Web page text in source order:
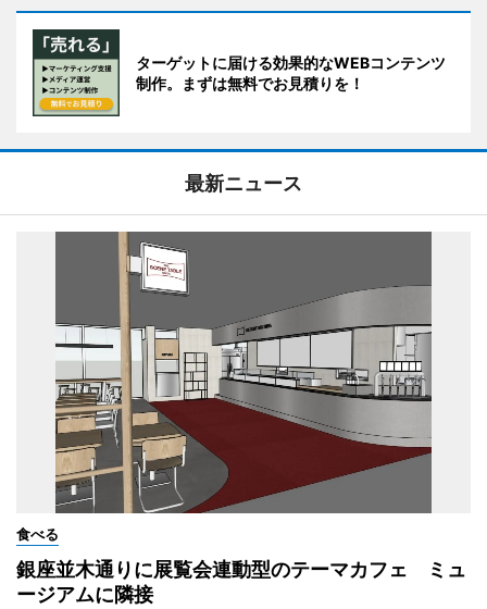
ターゲットに届ける効果的なWEBコンテンツ
制作。まずは無料でお見積りを！
最新ニュース
食べる
銀座並木通りに展覧会連動型のテーマカフェ ミュ
ージアムに隣接